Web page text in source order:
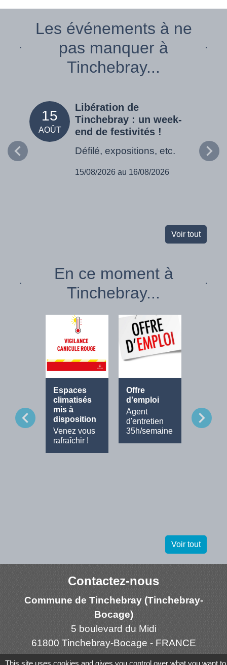
Les événements à ne
pas manquer à
Tinchebray...
15
AOÛT
Libération de
Tinchebray : un week-
end de festivités !
Défilé, expositions, etc.
15/08/2026 au 16/08/2026
Voir tout
En ce moment à
Tinchebray...
Espaces
climatisés
mis à
disposition
Venez vous
rafraîchir !
Offre
d'emploi
Agent
d'entretien
35h/semaine
Tout le
chevron_left chevron_right
Voir tout
Contactez-nous
Commune de Tinchebray (Tinchebray-
Bocage)
5 boulevard du Midi
61800 Tinchebray-Bocage - FRANCE
+33 2 33 66 60 13
This site uses cookies and gives you control over what you want to